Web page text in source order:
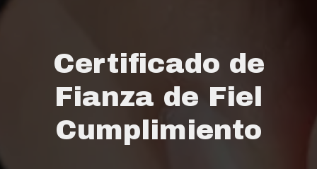
Certificado de
Fianza de Fiel
Cumplimiento